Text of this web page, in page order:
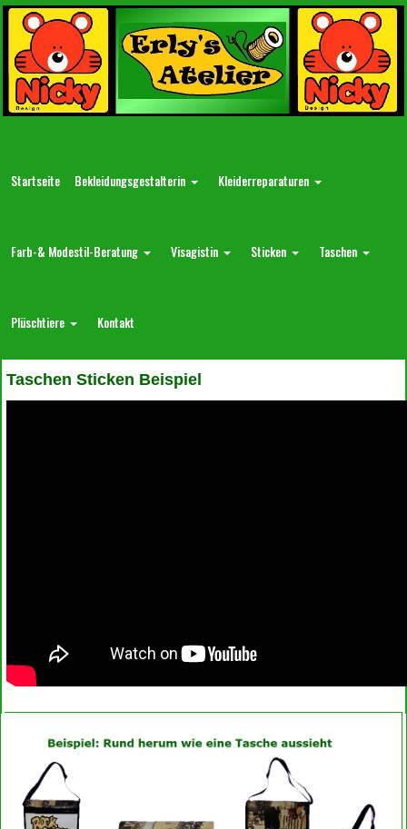
Startseite Bekleidungsgestalterin Kleiderreparaturen
Farb-& Modestil-Beratung Visagistin Sticken Taschen
Plüschtiere Kontakt
Taschen Sticken Beispiel